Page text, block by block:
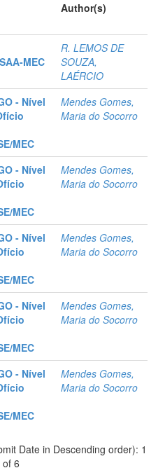
Author(s)
MEC
R. LEMOS DE
SOUZA,
LAÉRCIO
- Nível
MEC
Mendes Gomes,
Maria do Socorro
- Nível
MEC
Mendes Gomes,
Maria do Socorro
- Nível
MEC
Mendes Gomes,
Maria do Socorro
- Nível
MEC
Mendes Gomes,
Maria do Socorro
- Nível
MEC
Mendes Gomes,
Maria do Socorro
Date in Descending order): 1
6